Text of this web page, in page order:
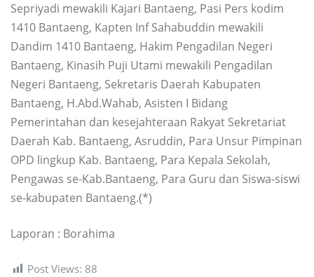
Sepriyadi mewakili Kajari Bantaeng, Pasi Pers kodim
1410 Bantaeng, Kapten Inf Sahabuddin mewakili
Dandim 1410 Bantaeng, Hakim Pengadilan Negeri
Bantaeng, Kinasih Puji Utami mewakili Pengadilan
Negeri Bantaeng, Sekretaris Daerah Kabupaten
Bantaeng, H.Abd.Wahab, Asisten I Bidang
Pemerintahan dan kesejahteraan Rakyat Sekretariat
Daerah Kab. Bantaeng, Asruddin, Para Unsur Pimpinan
OPD lingkup Kab. Bantaeng, Para Kepala Sekolah,
Pengawas se-Kab.Bantaeng, Para Guru dan Siswa-siswi
se-kabupaten Bantaeng.(*)
Laporan : Borahima
Post Views: 88